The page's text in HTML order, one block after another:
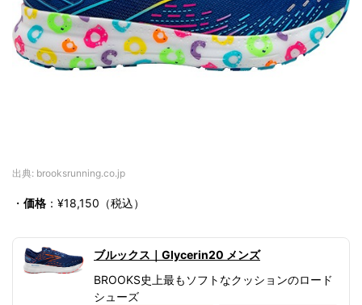
出典: brooksrunning.co.jp
・ 価格 ：¥18,150（税込）
ブルックス｜Glycerin20 メンズ
BROOKS史上最もソフトなクッションのロード
シューズ